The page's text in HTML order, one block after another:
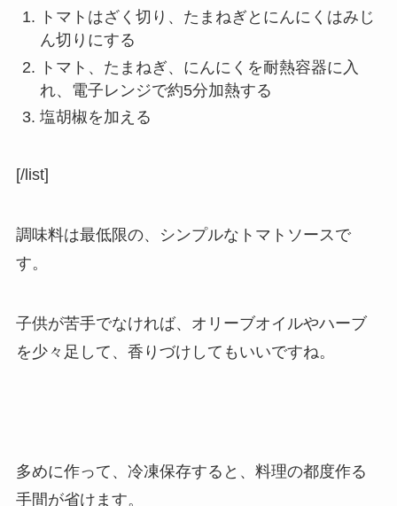
トマトはざく切り、たまねぎとにんにくはみじ
ん切りにする
トマト、たまねぎ、にんにくを耐熱容器に入
れ、電子レンジで約5分加熱する
塩胡椒を加える
[/list]
調味料は最低限の、シンプルなトマトソースで
す。
子供が苦手でなければ、オリーブオイルやハーブ
を少々足して、香りづけしてもいいですね。
多めに作って、冷凍保存すると、料理の都度作る
手間が省けます。